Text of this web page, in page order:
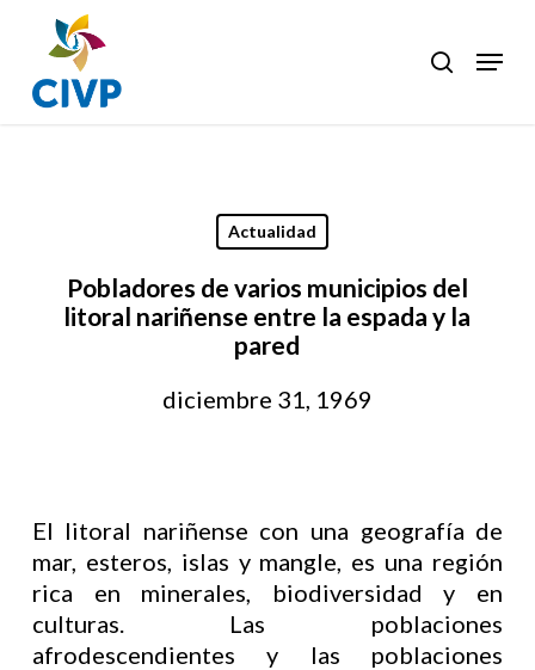
main
content
search
Menu
Actualidad
Pobladores de varios municipios del
litoral nariñense entre la espada y la
pared
diciembre 31, 1969
El litoral nariñense con una geografía de
mar, esteros, islas y mangle, es una región
rica en minerales, biodiversidad y en
culturas. Las poblaciones
afrodescendientes y las poblaciones
Close